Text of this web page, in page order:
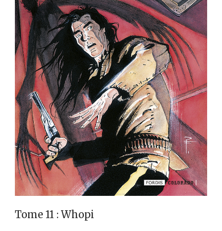
Tome 11 : Whopi